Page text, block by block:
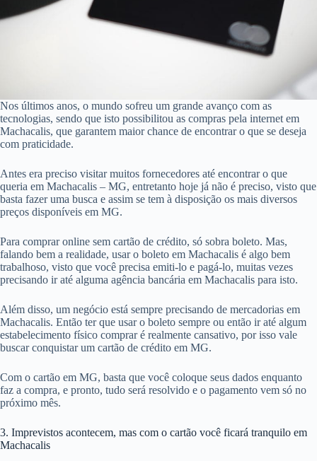
Nos últimos anos, o mundo sofreu um grande avanço com as
tecnologias, sendo que isto possibilitou as compras pela internet em
Machacalis, que garantem maior chance de encontrar o que se deseja
com praticidade.
Antes era preciso visitar muitos fornecedores até encontrar o que
queria em Machacalis – MG, entretanto hoje já não é preciso, visto que
basta fazer uma busca e assim se tem à disposição os mais diversos
preços disponíveis em MG.
Para comprar online sem cartão de crédito, só sobra boleto. Mas,
falando bem a realidade, usar o boleto em Machacalis é algo bem
trabalhoso, visto que você precisa emiti-lo e pagá-lo, muitas vezes
precisando ir até alguma agência bancária em Machacalis para isto.
Além disso, um negócio está sempre precisando de mercadorias em
Machacalis. Então ter que usar o boleto sempre ou então ir até algum
estabelecimento físico comprar é realmente cansativo, por isso vale
buscar conquistar um cartão de crédito em MG.
Com o cartão em MG, basta que você coloque seus dados enquanto
faz a compra, e pronto, tudo será resolvido e o pagamento vem só no
próximo mês.
3. Imprevistos acontecem, mas com o cartão você ficará tranquilo em
Machacalis